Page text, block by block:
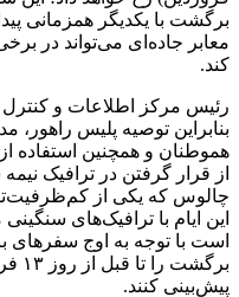
برگشت با یکدیگر همزمانی
معابر جاده‌ای می‌تواند در
کند.
رئیس مرکز اطلاعات و کنترل
بنابراین توصیه پلیس
هموطنان و همچنین استفاده
از قرار گرفتن در ترافیک
چالوس که یکی از
این ایام با ترافیک‌های
است با توجه به اوج سفرهای
پیش‌بینی کنند.